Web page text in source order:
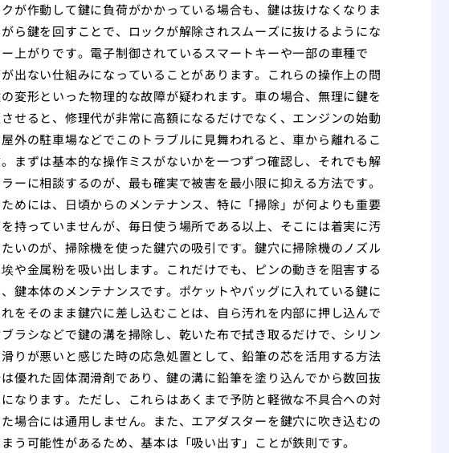
が作動して鍵に負荷がかかっている場合も、鍵は抜けなくなりま
ら鍵を回すことで、ロックが解除されスムーズに抜けるようにな
上がりです。電子制御されているスマートキーや一部の車種で
出ない仕組みになっていることがあります。これらの操作上の問
変形といった物理的な故障が疑われます。車の場合、無理に鍵を
せると、修理代が非常に高額になるだけでなく、エンジンの始動
外の駐車場などでこのトラブルに見舞われると、車から離れるこ
まずは基本的な操作ミスがないかを一つずつ確認し、それでも解
ーに相談するのが、最も確実で被害を最小限に抑える方法です。
めには、日頃からのメンテナンス、特に「掃除」が何よりも重要
持っていませんが、毎日使う場所である以上、そこには着実に汚
いのが、掃除機を使った鍵穴の吸引です。鍵穴に掃除機のノズル
や金属粉を吸い出します。これだけでも、ピンの動きを阻害する
鍵本体のメンテナンスです。ポケットやバッグに入れている鍵に
をそのまま鍵穴に差し込むことは、自ら汚れを内部に押し込んで
ラシなどで鍵の溝を掃除し、乾いた布で拭き取るだけで、シリン
りが悪いと感じた時の応急処置として、鉛筆の芯を活用する方法
優れた固体潤滑剤であり、鍵の溝に鉛筆を塗り込んでから数回抜
なります。ただし、これらはあくまで予防と軽微な不具合への対
場合には通用しません。また、エアダスターを鍵穴に吹き込むの
う可能性があるため、基本は「吸い出す」ことが鉄則です。